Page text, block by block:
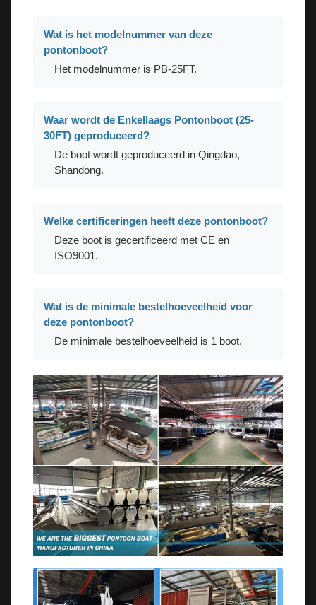
Wat is het modelnummer van deze
pontonboot?
Het modelnummer is PB-25FT.
Waar wordt de Enkellaags Pontonboot (25-
30FT) geproduceerd?
De boot wordt geproduceerd in Qingdao,
Shandong.
Welke certificeringen heeft deze pontonboot?
Deze boot is gecertificeerd met CE en
ISO9001.
Wat is de minimale bestelhoeveelheid voor
deze pontonboot?
De minimale bestelhoeveelheid is 1 boot.